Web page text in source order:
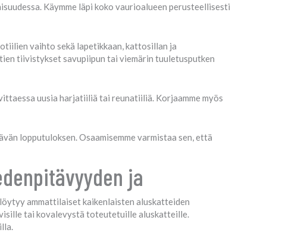
Käymme läpi koko vaurioalueen perusteellisesti
vaihto sekä lapetikkaan, kattosillan ja
tiivistykset savupiipun tai viemärin tuuletusputken
uusia harjatiiliä tai reunatiiliä. Korjaamme myös
lopputuloksen. Osaamisemme varmistaa sen, että
ja
ammattilaiset kaikenlaisten aluskatteiden
tai kovalevystä toteutetuille aluskatteille.